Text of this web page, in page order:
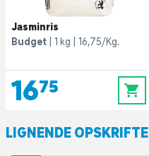
Jasminris
Budget
1 kg 16,75/Kg.
16,75 0
LIGNENDE